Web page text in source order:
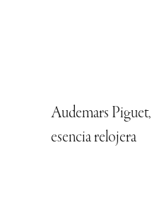
Audemars Piguet,
esencia relojera